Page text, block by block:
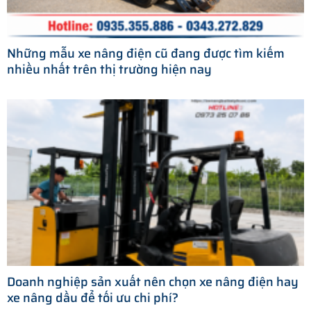
Những mẫu xe nâng điện cũ đang được tìm kiếm
nhiều nhất trên thị trường hiện nay
Doanh nghiệp sản xuất nên chọn xe nâng điện hay
xe nâng dầu để tối ưu chi phí?